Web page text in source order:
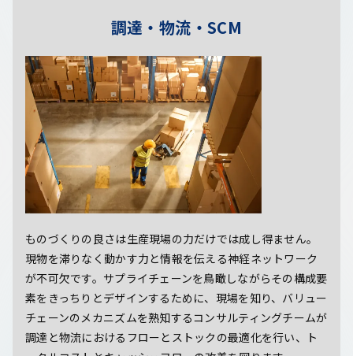
調達・物流・SCM
ものづくりの良さは生産現場の力だけでは成し得ません。
現物を滞りなく動かす力と情報を伝える神経ネットワーク
が不可欠です。サプライチェーンを鳥瞰しながらその構成要
素をきっちりとデザインするために、現場を知り、バリュー
チェーンのメカニズムを熟知するコンサルティングチームが
調達と物流におけるフローとストックの最適化を行い、ト